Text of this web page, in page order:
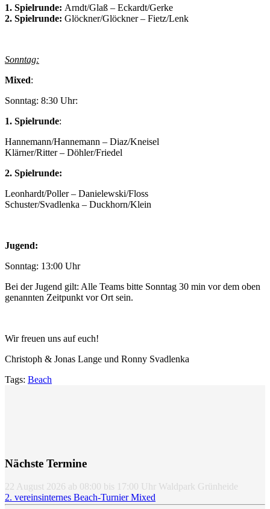
1. Spielrunde: Arndt/Glaß – Eckardt/Gerke
2. Spielrunde: Glöckner/Glöckner – Fietz/Lenk
Sonntag:
Mixed:
Sonntag: 8:30 Uhr:
1. Spielrunde:
Hannemann/Hannemann – Diaz/Kneisel
Klärner/Ritter – Döhler/Friedel
2. Spielrunde:
Leonhardt/Poller – Danielewski/Floss
Schuster/Svadlenka – Duckhorn/Klein
Jugend:
Sonntag: 13:00 Uhr
Bei der Jugend gilt: Alle Teams bitte Sonntag 30 min vor dem oben
genannten Zeitpunkt vor Ort sein.
Wir freuen uns auf euch!
Christoph & Jonas Lange und Ronny Svadlenka
Tags: Beach
Nächste Termine
22 August 2026 ab 08:00 bis 17:00 Uhr Waldpark Grünheide
2. vereinsinternes Beach-Turnier Mixed